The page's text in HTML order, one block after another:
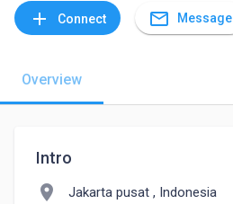
add Connect mail_outline Message
Overview
Intro
location_on Jakarta pusat , Indonesia